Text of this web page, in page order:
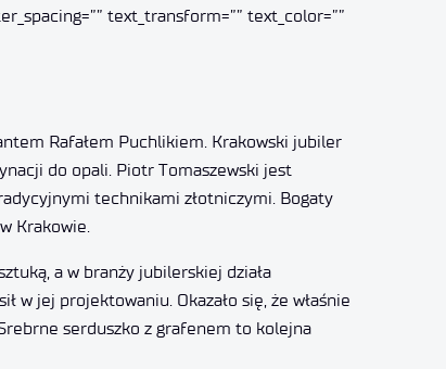
text_transform=”” text_color=””
Rafałem Puchlikiem. Krakowski jubiler
do opali. Piotr Tomaszewski jest
technikami złotniczymi. Bogaty
Krakowie.
a w branży jubilerskiej działa
w jej projektowaniu. Okazało się, że właśnie
serduszko z grafenem to kolejna